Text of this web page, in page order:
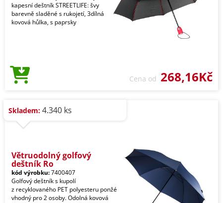
kapesní deštník STREETLIFE: švy
barevně sladěné s rukojetí, 3dílná
kovová hůlka, s paprsky
Cena od 268,16Kč
Skladem: 4.340 ks
Větruodolný golfový
deštník Ro
kód výrobku:7400407
Golfový deštník s kupolí
z recyklovaného PET polyesteru ponžé
vhodný pro 2 osoby. Odolná kovová